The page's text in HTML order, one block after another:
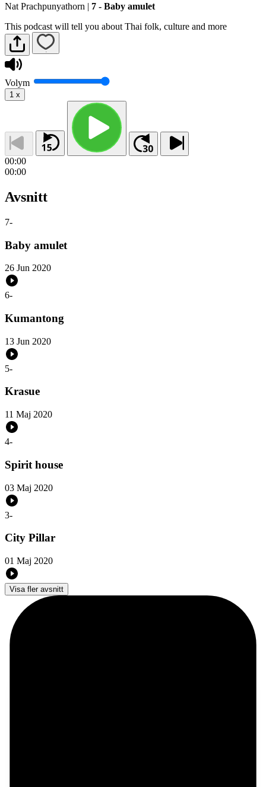
Nat Prachpunyathorn | 7 - Baby amulet
This podcast will tell you about Thai folk, culture and more
Volym
1 x
00:00
00:00
Avsnitt
7-
Baby amulet
26 Jun 2020
6-
Kumantong
13 Jun 2020
5-
Krasue
11 Maj 2020
4-
Spirit house
03 Maj 2020
3-
City Pillar
01 Maj 2020
Visa fler avsnitt